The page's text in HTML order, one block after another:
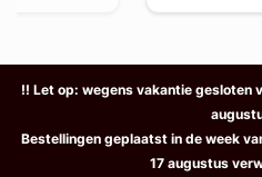
!! Let op: wegens vakantie gesloten
Bestellingen geplaatst in de week
17 augustus